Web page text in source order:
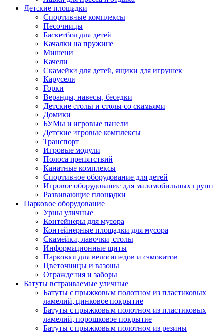
Детские площадки
Спортивные комплексы
Песочницы
Баскетбол для детей
Качалки на пружине
Мишени
Качели
Скамейки для детей, ящики для игрушек
Карусели
Горки
Веранды, навесы, беседки
Детские столы и столы со скамьями
Домики
БУМы и игровые панели
Детские игровые комплексы
Транспорт
Игровые модули
Полоса препятствий
Канатные комплексы
Спортивное оборудование для детей
Игровое оборудование для маломобильных групп
Развивающие площадки
Парковое оборудование
Урны уличные
Контейнеры для мусора
Контейнерные площадки для мусора
Скамейки, лавочки, столы
Информационные щиты
Парковки для велосипедов и самокатов
Цветочницы и вазоны
Ограждения и заборы
Батуты встраиваемые уличные
Батуты с прыжковым полотном из пластиковых
ламелий, цинковое покрытие
Батуты с прыжковым полотном из пластиковых
ламелий, порошковое покрытие
Батуты с прыжковым полотном из резины